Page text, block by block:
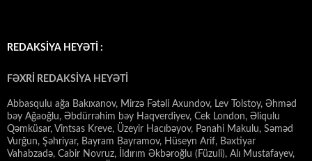
REDAKSİYA HEYƏTİ :
FƏXRİ REDAKSİYA HEYƏTİ
Abbasqulu ağa Bakıxanov, Mirzə Fətəli Axundov, Lev Tolstoy, Əhməd
bəy Ağaoğlu, Əbdürrəhim bəy Haqverdiyev, Cek London, Əliqulu
Qəmküsar, Vintsas Kreve, Üzeyir Hacıbəyov, Pənahi Makulu, Səməd
Vurğun, Şəhriyar, Bayram Bayramov, Hüseyn Arif, Bəxtiyar
Vahabzadə, Cabir Novruz, İldırım Əkbəroğlu (Füzuli), Alı Mustafayev,